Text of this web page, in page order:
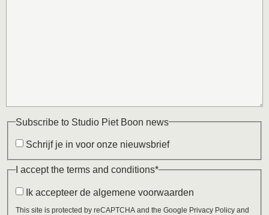
Subscribe to Studio Piet Boon news
Schrijf je in voor onze nieuwsbrief
I accept the terms and conditions*
Ik accepteer de algemene voorwaarden
This site is protected by reCAPTCHA and the Google Privacy Policy and